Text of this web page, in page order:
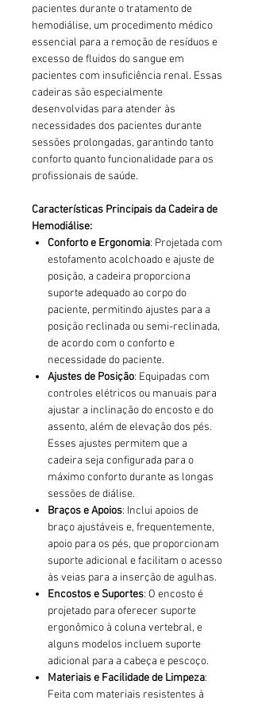
pacientes durante o tratamento de
hemodiálise, um procedimento médico
essencial para a remoção de resíduos e
excesso de fluidos do sangue em
pacientes com insuficiência renal. Essas
cadeiras são especialmente
desenvolvidas para atender às
necessidades dos pacientes durante
sessões prolongadas, garantindo tanto
conforto quanto funcionalidade para os
profissionais de saúde.
Características Principais da Cadeira de
Hemodiálise:
Conforto e Ergonomia: Projetada com
estofamento acolchoado e ajuste de
posição, a cadeira proporciona
suporte adequado ao corpo do
paciente, permitindo ajustes para a
posição reclinada ou semi-reclinada,
de acordo com o conforto e
necessidade do paciente.
Ajustes de Posição: Equipadas com
controles elétricos ou manuais para
ajustar a inclinação do encosto e do
assento, além de elevação dos pés.
Esses ajustes permitem que a
cadeira seja configurada para o
máximo conforto durante as longas
sessões de diálise.
Braços e Apoios: Inclui apoios de
braço ajustáveis e, frequentemente,
apoio para os pés, que proporcionam
suporte adicional e facilitam o acesso
às veias para a inserção de agulhas.
Encostos e Suportes: O encosto é
projetado para oferecer suporte
ergonômico à coluna vertebral, e
alguns modelos incluem suporte
adicional para a cabeça e pescoço.
Materiais e Facilidade de Limpeza:
Feita com materiais resistentes à